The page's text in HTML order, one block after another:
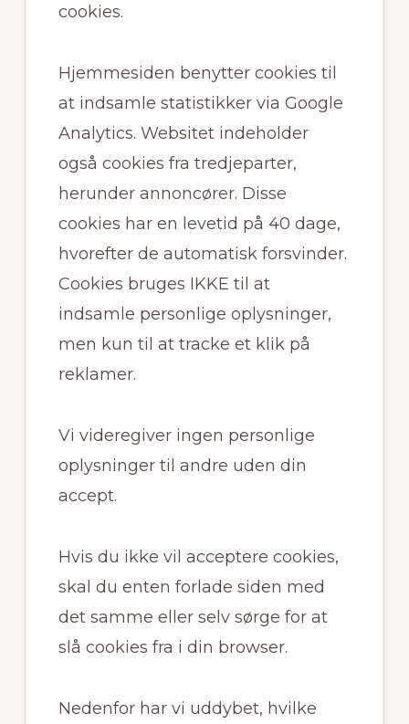
cookies.
Hjemmesiden benytter cookies til
at indsamle statistikker via Google
Analytics. Websitet indeholder
også cookies fra tredjeparter,
herunder annoncører. Disse
cookies har en levetid på 40 dage,
hvorefter de automatisk forsvinder.
Cookies bruges IKKE til at
indsamle personlige oplysninger,
men kun til at tracke et klik på
reklamer.
Vi videregiver ingen personlige
oplysninger til andre uden din
accept.
Hvis du ikke vil acceptere cookies,
skal du enten forlade siden med
det samme eller selv sørge for at
slå cookies fra i din browser.
Nedenfor har vi uddybet, hvilke